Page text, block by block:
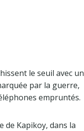
le seuil avec un
par la guerre,
empruntés.
Kapikoy, dans la